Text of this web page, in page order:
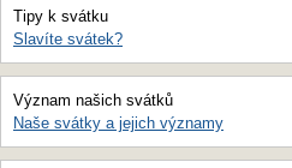
Tipy k svátku
Slavíte svátek?
Význam našich svátků
Naše svátky a jejich významy